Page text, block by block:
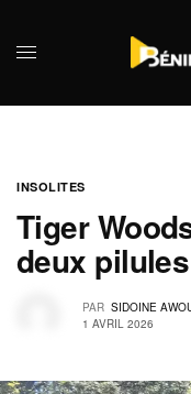
INSOLITES
Tiger
deux
PAR SIDOINE
1 AVRIL 2026